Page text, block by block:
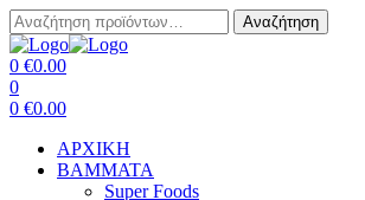
Αναζήτηση
για:
Αναζήτηση
Menu
0 €0.00
0
0 €0.00
ΑΡΧΙΚΗ
BAMMATA
Super Foods